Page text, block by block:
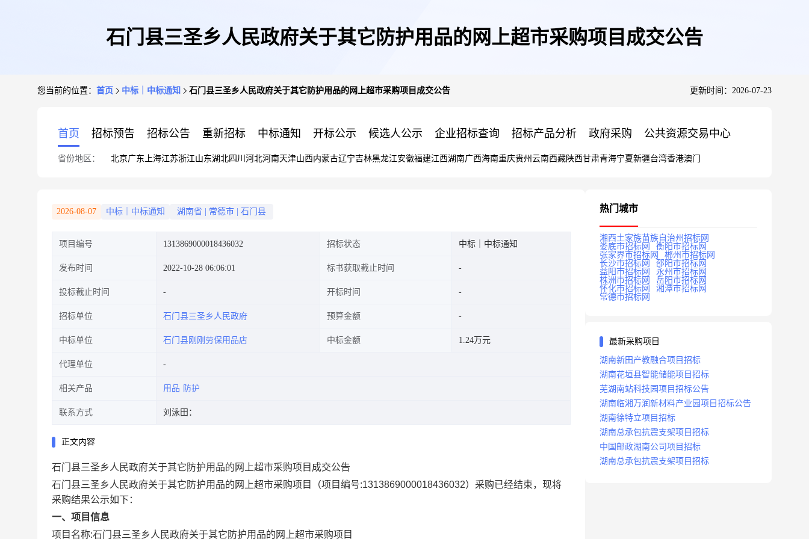
石门县三圣乡人民政府关于其它防护用品的网上超市采购项目成交公告
您当前的位置： 首页 中标｜中标通知 石门县三圣乡人民政府关于其它防护用品的网上超市采购项目成交公告 更新时间：2026-07-23
首页 招标预告 招标公告 重新招标 中标通知 开标公示 候选人公示 企业招标查询 招标产品分析 政府采购 公共资源交易中心
省份地区： 北京广东 上海江苏浙江山东湖北四川 河北河南天津山西内蒙古辽宁吉林黑龙江安徽福建江西湖南广西海南重庆贵州 云南西藏陕西甘肃青海宁夏新疆台湾香港澳门
2026-08-07 中标｜中标通知 湖南省 常德市 石门县
项目编号 1313869000018436032 招标状态 中标｜中标通知
发布时间 2022-10-28 06:06:01 标书获取截止时间
投标截止时间 开标时间
招标单位 石门县三圣乡人民政府 预算金额
中标单位 石门县刚刚劳保用品店 中标金额 1.24万元
代理单位
相关产品 用品 防护
联系方式 刘泳田：
正文内容
石门县三圣乡人民政府关于其它防护用品的网上超市采购项目成交公告
石门县三圣乡人民政府关于其它防护用品的网上超市采购项目
（项目编号:1313869000018436032）采购已经结束，现将
采购结果公示如下：
一、项目信息
项目名称:石门县三圣乡人民政府关于其它防护用品的网上超市采购项目
热门城市
湘西土家族苗族自治州招标网
娄底市招标网
衡阳市招标网
张家界市招标网
郴州市招标网
长沙市招标网
邵阳市招标网
益阳市招标网
永州市招标网
株洲市招标网
岳阳市招标网
怀化市招标网
湘潭市招标网
常德市招标网
最新采购项目
湖南新田产教融合项目招标
湖南花垣县智能储能项目招标
芜湖南站科技园项目招标公告
湖南临湘万润新材料产业园项目招标公告
湖南徐特立项目招标
湖南总承包抗震支架项目招标
中国邮政湖南公司项目招标
湖南总承包抗震支架项目招标